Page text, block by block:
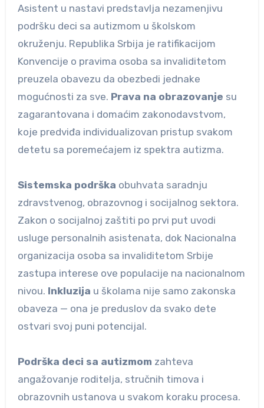
Asistent u nastavi predstavlja nezamenjivu
podršku deci sa autizmom u školskom
okruženju. Republika Srbija je ratifikacijom
Konvencije o pravima osoba sa invaliditetom
preuzela obavezu da obezbedi jednake
mogućnosti za sve. Prava na obrazovanje su
zagarantovana i domaćim zakonodavstvom,
koje predviđa individualizovan pristup svakom
detetu sa poremećajem iz spektra autizma.
Sistemska podrška obuhvata saradnju
zdravstvenog, obrazovnog i socijalnog sektora.
Zakon o socijalnoj zaštiti po prvi put uvodi
usluge personalnih asistenata, dok Nacionalna
organizacija osoba sa invaliditetom Srbije
zastupa interese ove populacije na nacionalnom
nivou. Inkluzija u školama nije samo zakonska
obaveza — ona je preduslov da svako dete
ostvari svoj puni potencijal.
Podrška deci sa autizmom zahteva
angažovanje roditelja, stručnih timova i
obrazovnih ustanova u svakom koraku procesa.